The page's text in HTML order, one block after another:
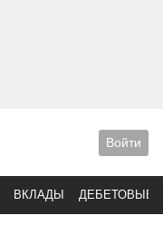
Войти
ВКЛАДЫ ДЕБЕТОВЫЕ